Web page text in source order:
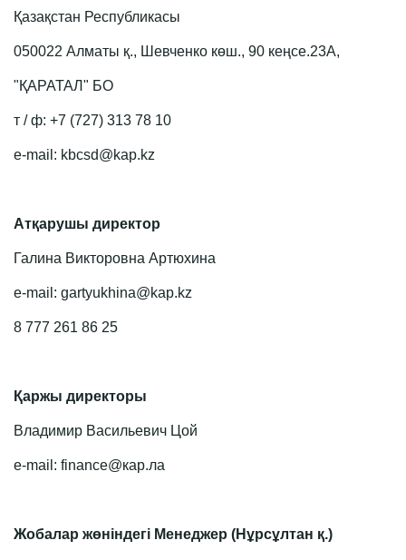
Қазақстан Республикасы
050022 Алматы қ., Шевченко көш., 90 кеңсе.23А,
"ҚАРАТАЛ" БО
т / ф: +7 (727) 313 78 10
e-mail: kbcsd@kap.kz
Атқарушы директор
Галина Викторовна Артюхина
e-mail: gartyukhina@kap.kz
8 777 261 86 25
Қаржы директоры
Владимир Васильевич Цой
e-mail: finance@кар.ла
Жобалар жөніндегі Менеджер (Нұрсұлтан қ.)